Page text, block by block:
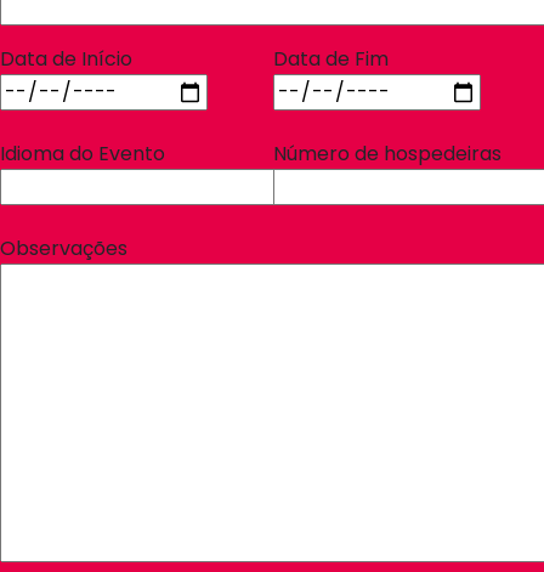
Data de Início Data de Fim
Idioma do Evento Número de hospedeiras
Observações